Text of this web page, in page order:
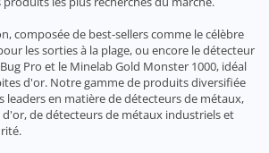
composée de best-sellers comme le célèbre
les sorties à la plage, ou encore le détecteur
Pro et le Minelab Gold Monster 1000, idéal
d'or. Notre gamme de produits diversifiée
leaders en matière de détecteurs de métaux,
de détecteurs de métaux industriels et